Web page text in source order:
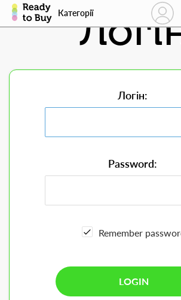
Категорії
Логін:
Password:
Remember